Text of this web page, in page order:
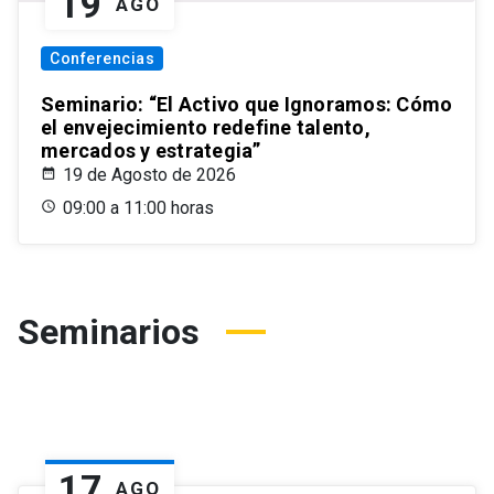
AGO
Conferencias
Seminario: “El Activo que Ignoramos: Cómo
el envejecimiento redefine talento,
mercados y estrategia”
19 de Agosto de 2026
09:00 a 11:00 horas
Seminarios
AGO